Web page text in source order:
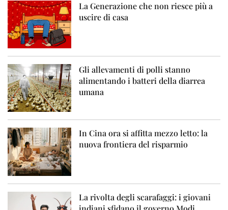
La Generazione che non riesce più a
uscire di casa
Gli allevamenti di polli stanno
alimentando i batteri della diarrea
umana
In Cina ora si affitta mezzo letto: la
nuova frontiera del risparmio
La rivolta degli scarafaggi: i giovani